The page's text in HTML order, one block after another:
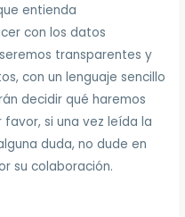
entienda
con los datos
transparentes y
con un lenguaje sencillo
decidir qué haremos
favor, si una vez leída la
duda, no dude en
su colaboración.